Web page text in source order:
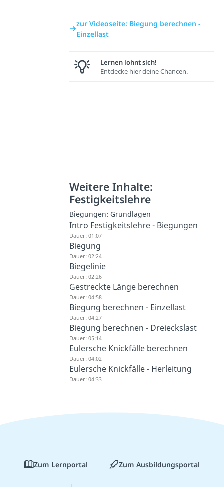
zur Videoseite: Biegung berechnen -
Einzellast
Lernen lohnt sich!
Entdecke hier deine Chancen.
Weitere Inhalte:
Festigkeitslehre
Biegungen: Grundlagen
Intro Festigkeitslehre - Biegungen
Dauer: 01:07
Biegung
Dauer: 02:24
Biegelinie
Dauer: 02:26
Gestreckte Länge berechnen
Dauer: 04:58
Biegung berechnen - Einzellast
Dauer: 04:27
Biegung berechnen - Dreieckslast
Dauer: 05:14
Eulersche Knickfälle berechnen
Dauer: 04:02
Eulersche Knickfälle - Herleitung
Dauer: 04:33
Zum Lernportal Zum Ausbildungsportal